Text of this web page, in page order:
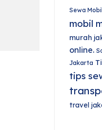
Sewa
mobil
murah
online.
Jakarta
tips
travel